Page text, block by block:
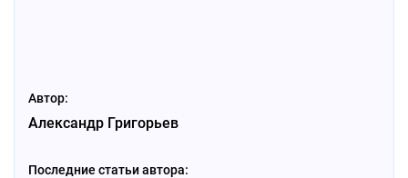
Автор:
Александр Григорьев
Последние статьи автора: